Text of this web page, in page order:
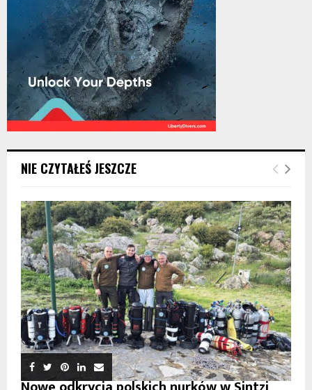
NIE CZYTAŁEŚ JESZCZE